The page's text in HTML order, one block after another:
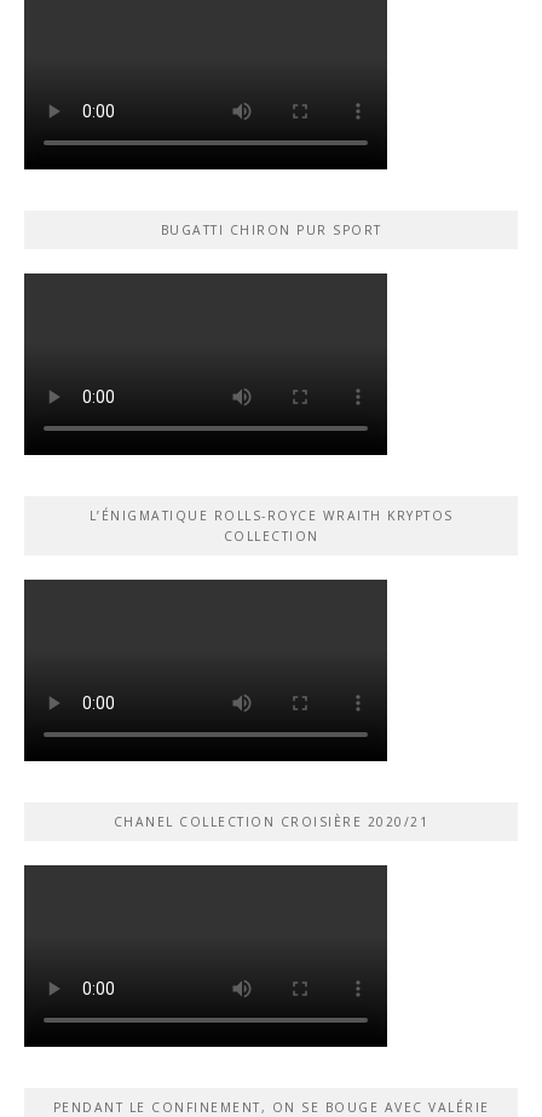
BUGATTI CHIRON PUR SPORT
L’ÉNIGMATIQUE ROLLS-ROYCE WRAITH KRYPTOS
COLLECTION
CHANEL COLLECTION CROISIÈRE 2020/21
PENDANT LE CONFINEMENT, ON SE BOUGE AVEC VALÉRIE